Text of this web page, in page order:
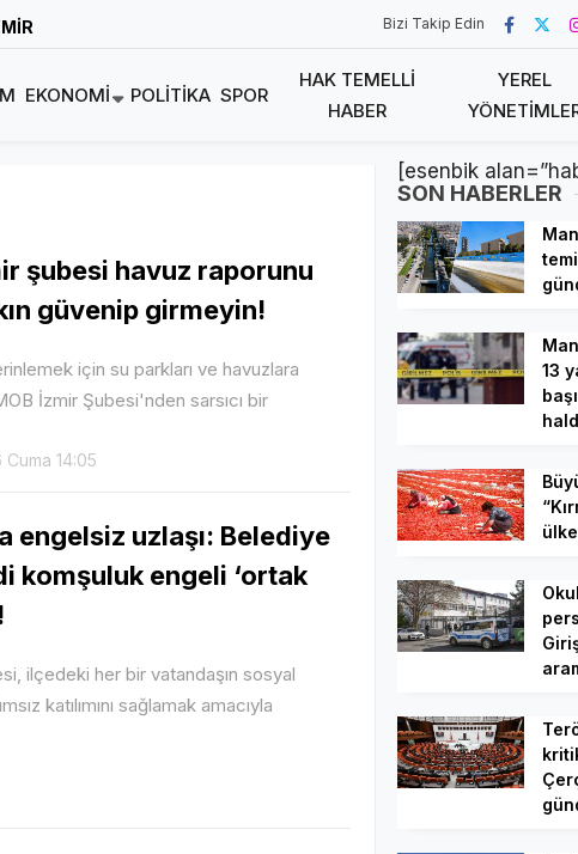
Bizi Takip Edin
EKONOMI POLITIKA SPOR
HAK TEMELLI
HABER
YEREL
şubesi havuz raporunu
güvenip girmeyin!
için su parkları ve havuzlara
İzmir Şubesi'nden sarsıcı bir
14:05
engelsiz uzlaşı: Belediye
komşuluk engeli ‘ortak
ilçedeki her bir vatandaşın sosyal
katılımını sağlamak amacıyla
[esenbik
SON HABERLER
13